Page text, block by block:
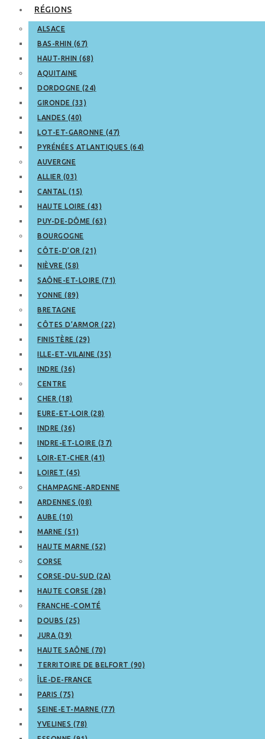
RÉGIONS
ALSACE
BAS-RHIN (67)
HAUT-RHIN (68)
AQUITAINE
DORDOGNE (24)
GIRONDE (33)
LANDES (40)
LOT-ET-GARONNE (47)
PYRÉNÉES ATLANTIQUES (64)
AUVERGNE
ALLIER (03)
CANTAL (15)
HAUTE LOIRE (43)
PUY-DE-DÔME (63)
BOURGOGNE
CÔTE-D’OR (21)
NIÈVRE (58)
SAÔNE-ET-LOIRE (71)
YONNE (89)
BRETAGNE
CÔTES D’ARMOR (22)
FINISTÈRE (29)
ILLE-ET-VILAINE (35)
INDRE (36)
CENTRE
CHER (18)
EURE-ET-LOIR (28)
INDRE (36)
INDRE-ET-LOIRE (37)
LOIR-ET-CHER (41)
LOIRET (45)
CHAMPAGNE-ARDENNE
ARDENNES (08)
AUBE (10)
MARNE (51)
HAUTE MARNE (52)
CORSE
CORSE-DU-SUD (2A)
HAUTE CORSE (2B)
FRANCHE-COMTÉ
DOUBS (25)
JURA (39)
HAUTE SAÔNE (70)
TERRITOIRE DE BELFORT (90)
ÎLE-DE-FRANCE
PARIS (75)
SEINE-ET-MARNE (77)
YVELINES (78)